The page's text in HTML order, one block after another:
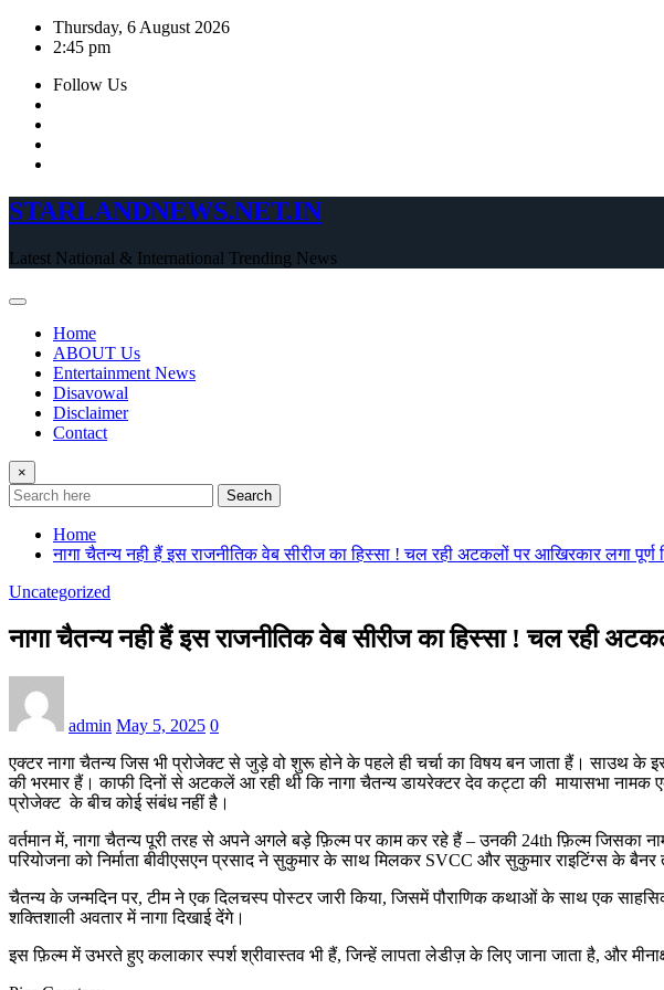
Skip
Thursday, 6 August 2026
2:45 pm
Follow Us
STARLANDNEWS.NET.IN
Latest National & International Trending News
Home
ABOUT Us
Entertainment News
Disavowal
Disclaimer
Contact
×
Search
Home
नागा चैतन्य नही हैं इस राजनीतिक वेब सीरीज का हिस्सा ! चल रही अटकलों पर आखिरकार लगा पूर्ण
Uncategorized
नागा चैतन्य नही हैं इस राजनीतिक वेब सीरीज का हिस्सा ! चल रही
admin May 5, 2025 0
एक्टर नागा चैतन्य जिस भी प्रोजेक्ट से जुड़े वो शुरू होने के पहले ही चर्चा का विषय बन जाता हैं। साउथ
की भरमार हैं। काफी दिनों से अटकलें आ रही थी कि नागा चैतन्य डायरेक्टर देव कट्टा की मायासभा
प्रोजेक्ट के बीच कोई संबंध नहीं है।
वर्तमान में, नागा चैतन्य पूरी तरह से अपने अगले बड़े फ़िल्म पर काम कर रहे हैं – उनकी 24th फ़िल्म जिसका
परियोजना को निर्माता बीवीएसएन प्रसाद ने सुकुमार के साथ मिलकर SVCC और सुकुमार राइटिंग्स के बैनर
चैतन्य के जन्मदिन पर, टीम ने एक दिलचस्प पोस्टर जारी किया, जिसमें पौराणिक कथाओं के साथ एक
शक्तिशाली अवतार में नागा दिखाई देंगे।
इस फ़िल्म में उभरते हुए कलाकार स्पर्श श्रीवास्तव भी हैं, जिन्हें लापता लेडीज़ के लिए जाना जाता है, और